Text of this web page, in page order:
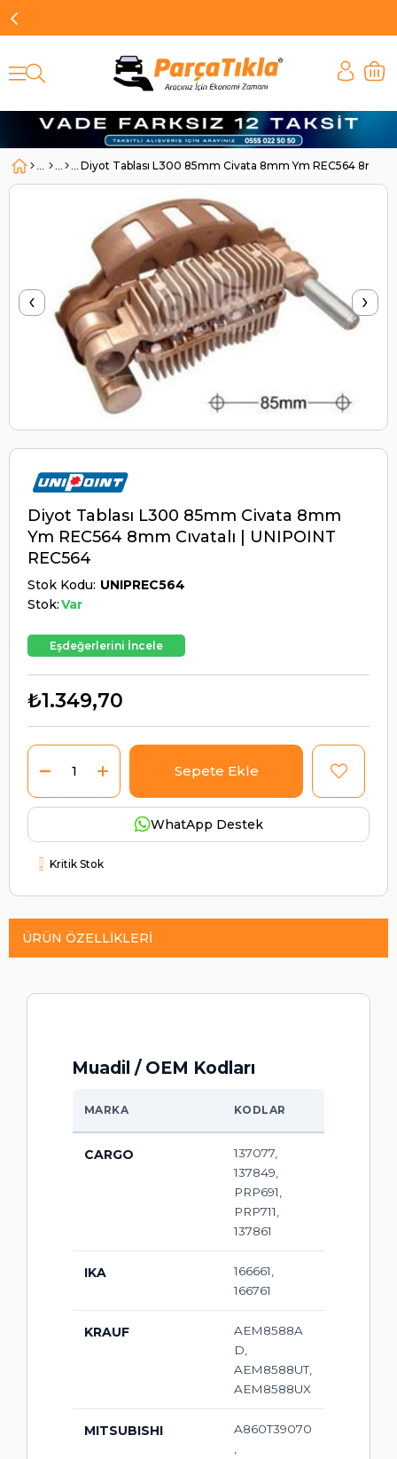
Diyot Tablası L300 85mm Civata 8mm Ym REC564 8mm
‹ ›
Diyot Tablası L300 85mm Civata 8mm
Ym REC564 8mm Cıvatalı | UNIPOINT
REC564
Stok Kodu UNIPREC564
Stok:Var
Eşdeğerlerini İncele
₺1.349,70
WhatApp Destek
Kritik Stok
ÜRÜN ÖZELLIKLERI
Muadil / OEM Kodları
MARKA KODLAR
CARGO
137077,
137849,
PRP691,
PRP711,
137861
IKA
166661,
166761
KRAUF
AEM8588A
D,
AEM8588UT,
AEM8588UX
MITSUBISHI
A860T39070